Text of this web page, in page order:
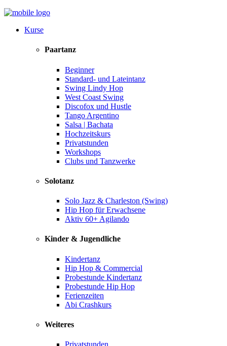
Kurse
Paartanz
Beginner
Standard- und Lateintanz
Swing Lindy Hop
West Coast Swing
Discofox und Hustle
Tango Argentino
Salsa | Bachata
Hochzeitskurs
Privatstunden
Workshops
Clubs und Tanzwerke
Solotanz
Solo Jazz & Charleston (Swing)
Hip Hop für Erwachsene
Aktiv 60+ Agilando
Kinder & Jugendliche
Kindertanz
Hip Hop & Commercial
Probestunde Kindertanz
Probestunde Hip Hop
Ferienzeiten
Abi Crashkurs
Weiteres